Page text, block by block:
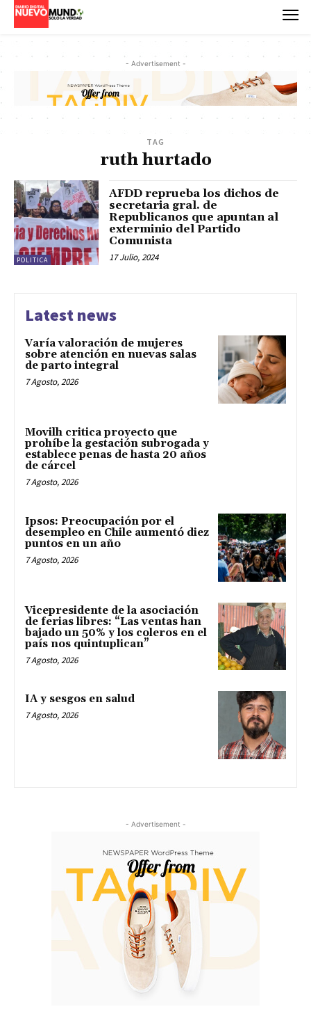
- Advertisement -
TAG
ruth hurtado
POLITICA
AFDD reprueba los dichos de
secretaria gral. de
Republicanos que apuntan al
exterminio del Partido
Comunista
17 Julio, 2024
Latest news
Varía valoración de mujeres
sobre atención en nuevas salas
de parto integral
7 Agosto, 2026
Movilh critica proyecto que
prohíbe la gestación subrogada y
establece penas de hasta 20 años
de cárcel
7 Agosto, 2026
Ipsos: Preocupación por el
desempleo en Chile aumentó diez
puntos en un año
7 Agosto, 2026
Vicepresidente de la asociación
de ferias libres: “Las ventas han
bajado un 50% y los coleros en el
país nos quintuplican”
7 Agosto, 2026
IA y sesgos en salud
7 Agosto, 2026
- Advertisement -